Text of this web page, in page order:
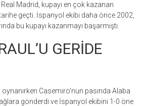
Madrid, kupayı en çok kazanan
geçti. İspanyol ekibi daha önce 2002,
bu kupayı kazanmayı başarmıştı.
GERİDE
Casemiro’nun pasında Alaba
gönderdi ve İspanyol ekibini 1-0 öne